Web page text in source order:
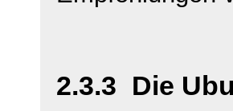
2.3.3 Die